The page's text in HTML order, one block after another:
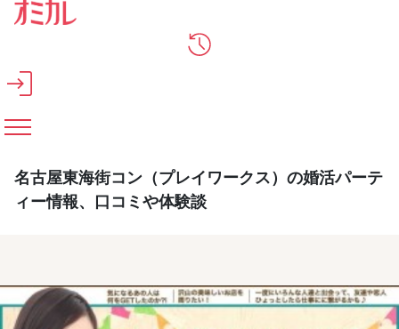
メインコンテンツへスキップ
名古屋東海街コン（プレイワークス）の婚活パーテ
ィー情報、口コミや体験談